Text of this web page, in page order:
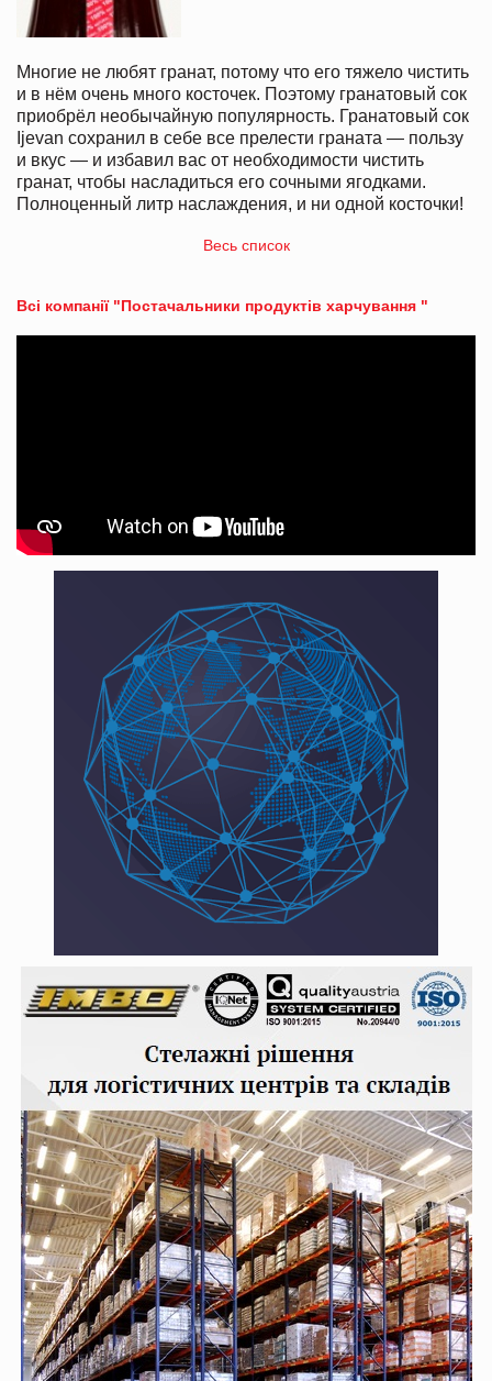
Многие не любят гранат, потому что его тяжело чистить
и в нём очень много косточек. Поэтому гранатовый сок
приобрёл необычайную популярность. Гранатовый сок
Ijevan сохранил в себе все прелести граната — пользу
и вкус — и избавил вас от необходимости чистить
гранат, чтобы насладиться его сочными ягодками.
Полноценный литр наслаждения, и ни одной косточки!
Весь список
Всі компанії "Постачальники продуктів харчування "